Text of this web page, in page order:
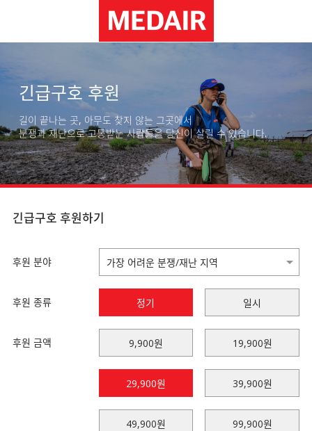
긴급구호 후원
길이 끝나는 곳, 아무도 찾지 않는 그곳에서
분쟁과 재난으로 고통받는 사람들을 당신이 살릴 수 있습니다.
긴급구호 후원하기
후원 분야
후원 종류 정기 일시
후원 금액 9,900원 19,900원
29,900원 39,900원
49,900원 99,900원